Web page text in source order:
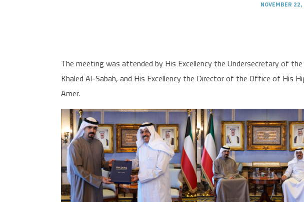
NOVEMBER
The meeting was attended by His Excellency the Undersecretary of
Khaled Al-Sabah, and His Excellency the Director of the Office of His
Amer.